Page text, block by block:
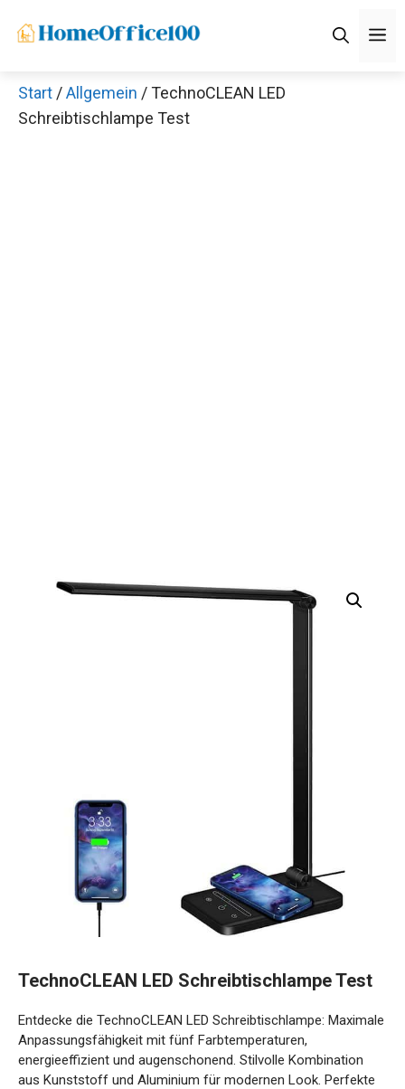
Inhalt
Start /Allgemein / TechnoCLEAN LED
Schreibtischlampe Test
TechnoCLEAN LED Schreibtischlampe Test
Entdecke die TechnoCLEAN LED Schreibtischlampe: Maximale
Anpassungsfähigkeit mit fünf Farbtemperaturen,
energieeffizient und augenschonend. Stilvolle Kombination
aus Kunststoff und Aluminium für modernen Look. Perfekte